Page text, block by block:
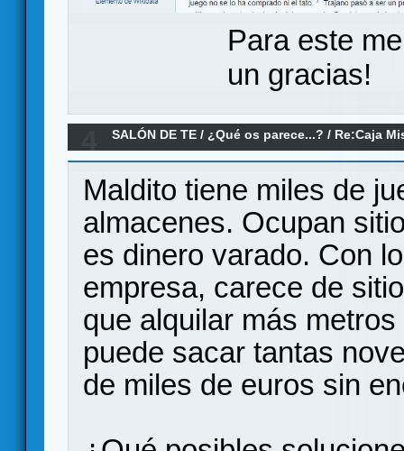
Para este
un gracias!
SALÓN DE TE /¿Qué os parece...? / Re:Caja
Maldito tiene miles de
almacenes. Ocupan
es dinero varado. Con
empresa, carece de
que alquilar más
puede sacar tantas
de miles de euros sin